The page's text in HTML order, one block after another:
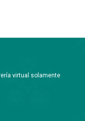
virtual solamente